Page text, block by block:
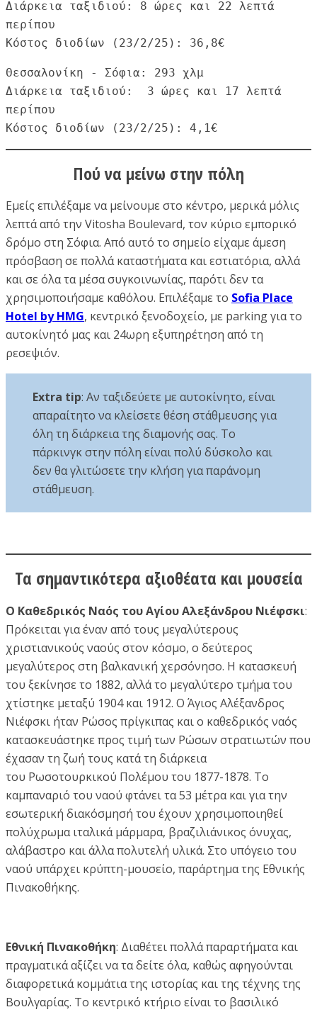
Διάρκεια ταξιδιού: 8 ώρες και 22 λεπτά
περίπου
Κόστος διοδίων (23/2/25): 36,8€
Θεσσαλονίκη - Σόφια: 293 χλμ
Διάρκεια ταξιδιού:  3 ώρες και 17 λεπτά
περίπου
Κόστος διοδίων (23/2/25): 4,1€
Πού να μείνω στην πόλη
Εμείς επιλέξαμε να μείνουμε στο κέντρο, μερικά μόλις
λεπτά από την Vitosha Boulevard, τον κύριο εμπορικό
δρόμο στη Σόφια. Από αυτό το σημείο είχαμε άμεση
πρόσβαση σε πολλά καταστήματα και εστιατόρια, αλλά
και σε όλα τα μέσα συγκοινωνίας, παρότι δεν τα
χρησιμοποιήσαμε καθόλου. Επιλέξαμε το Sofia Place
Hotel by HMG, κεντρικό ξενοδοχείο, με parking για το
αυτοκίνητό μας και 24ωρη εξυπηρέτηση από τη
ρεσεψιόν.
Extra tip: Αν ταξιδεύετε με αυτοκίνητο, είναι
απαραίτητο να κλείσετε θέση στάθμευσης για
όλη τη διάρκεια της διαμονής σας. Το
πάρκινγκ στην πόλη είναι πολύ δύσκολο και
δεν θα γλιτώσετε την κλήση για παράνομη
στάθμευση.
Τα σημαντικότερα αξιοθέατα και μουσεία
Ο Καθεδρικός Ναός του Αγίου Αλεξάνδρου Νιέφσκι:
Πρόκειται για έναν από τους μεγαλύτερους
χριστιανικούς ναούς στον κόσμο, ο δεύτερος
μεγαλύτερος στη βαλκανική χερσόνησο. Η κατασκευή
του ξεκίνησε το 1882, αλλά το μεγαλύτερο τμήμα του
χτίστηκε μεταξύ 1904 και 1912. Ο Άγιος Αλέξανδρος
Νιέφσκι ήταν Ρώσος πρίγκιπας και ο καθεδρικός ναός
κατασκευάστηκε προς τιμή των Ρώσων στρατιωτών που
έχασαν τη ζωή τους κατά τη διάρκεια
του Ρωσοτουρκικού Πολέμου του 1877-1878. Το
καμπαναριό του ναού φτάνει τα 53 μέτρα και για την
εσωτερική διακόσμησή του έχουν χρησιμοποιηθεί
πολύχρωμα ιταλικά μάρμαρα, βραζιλιάνικος όνυχας,
αλάβαστρο και άλλα πολυτελή υλικά. Στο υπόγειο του
ναού υπάρχει κρύπτη-μουσείο, παράρτημα της Εθνικής
Πινακοθήκης.
Εθνική Πινακοθήκη: Διαθέτει πολλά παραρτήματα και
πραγματικά αξίζει να τα δείτε όλα, καθώς αφηγούνται
διαφορετικά κομμάτια της ιστορίας και της τέχνης της
Βουλγαρίας. Το κεντρικό κτήριο είναι το βασιλικό